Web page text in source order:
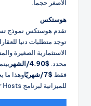
الأصغر حجماً.
هوستكس
تقدم هوستكس نموذج
توجد متطلبات دنيا
الاستثمارية الصغيرة
محدد. $4.90/الشهر
فقط $7/شهريًا
وهذا ما
للميزانية لبرنامج Guesty for Hosts في السوق اليوم.